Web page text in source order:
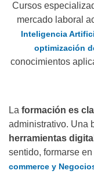
Cursos
mercado laboral
Inteligencia
optimización
conocimientos
La formación es
administrativo. Una
herramientas
sentido, formarse
commerce y